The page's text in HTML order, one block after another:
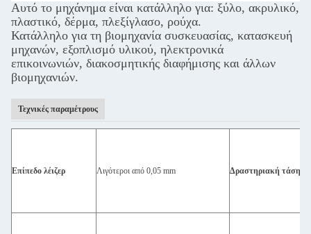
Αυτό το μηχάνημα είναι κατάλληλο για: ξύλο, ακρυλικό,
πλαστικό, δέρμα, πλεξίγλασο, ρούχα.
Κατάλληλο για τη βιομηχανία συσκευασίας, κατασκευή
μηχανών, εξοπλισμό υλικού, ηλεκτρονικά
επικοινωνιών, διακοσμητικής διαφήμισης και άλλων
βιομηχανιών.
Τεχνικές παραμέτρους
Επίπεδο λέιζερ Λιγότεροι από 0,05 mm Δραστηριακή τάση